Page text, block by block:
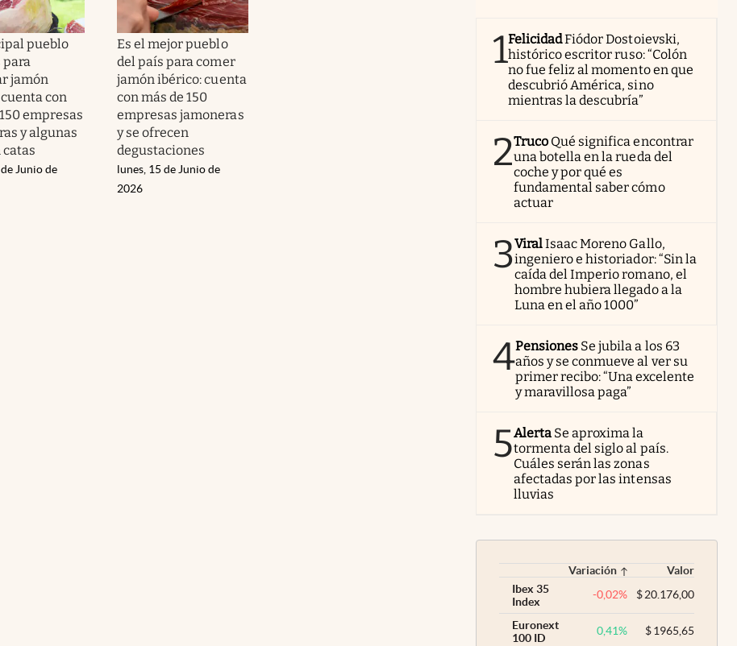
pueblo
para
jamón
con
empresas
y algunas
Junio de
Es el mejor pueblo
del país para comer
jamón ibérico: cuenta
con más de 150
empresas jamoneras
y se ofrecen
degustaciones
lunes, 15 de Junio de
2026
1FelicidadFiódor Dostoievski,
histórico escritor ruso: “Colón
no fue feliz al momento en que
descubrió América, sino
mientras la descubría”
2Truco Qué significa encontrar
una botella en la rueda del
coche y por qué es
fundamental saber cómo
actuar
3ViralIsaac Moreno Gallo,
ingeniero e historiador: “Sin la
caída del Imperio romano, el
hombre hubiera llegado a la
Luna en el año 1000”
4Pensiones Se jubila a los 63
años y se conmueve al ver su
primer recibo: “Una excelente
y maravillosa paga”
5Alerta Se aproxima la
tormenta del siglo al país.
Cuáles serán las zonas
afectadas por las intensas
lluvias
Variación
Valor
Ibex 35
Index
-0,02% $20.176,00
Euronext
100 ID
0,41% $1965,65